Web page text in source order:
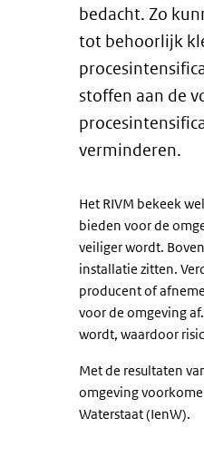
bedacht. Zo
tot behoorlijk
stoffen aan de
verminderen.
Het RIVM bekeek
bieden voor de
veiliger wordt.
installatie zitten.
producent of
voor de omgeving
wordt, waardoor
Met de resultaten
omgeving
Waterstaat (IenW).